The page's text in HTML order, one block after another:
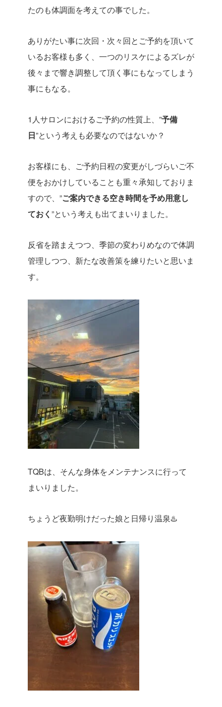
たのも体調面を考えての事でした。
ありがたい事に次回・次々回とご予約を頂いて
いるお客様も多く、一つのリスケによるズレが
後々まで響き調整して頂く事にもなってしまう
事にもなる。
1人サロンにおけるご予約の性質上、”予備
日”という考えも必要なのではないか？
お客様にも、ご予約日程の変更がしづらいご不
便をおかけしていることも重々承知しておりま
すので、”ご案内できる空き時間を予め用意し
ておく ”という考えも出てまいりました。
反省を踏まえつつ、季節の変わりめなので体調
管理しつつ、新たな改善策を練りたいと思いま
す。
TQBは、そんな身体をメンテナンスに行って
まいりました。
ちょうど夜勤明けだった娘と日帰り温泉♨️